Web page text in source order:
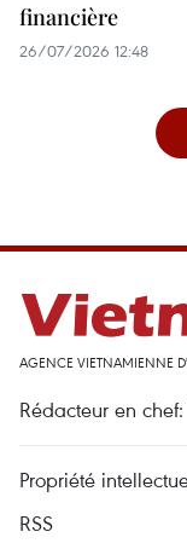
financière
26/07/2026 12:48
AGENCE VIETNAMIENNE
Rédacteur en
Propriété
RSS